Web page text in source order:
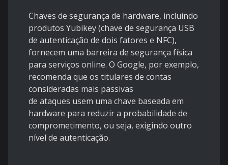
Chaves de segurança de hardware, incluindo
produtos Yubikey (chave de segurança USB
de autenticação de dois fatores e NFC),
fornecem uma barreira de segurança física
para serviços online. O Google, por exemplo,
recomenda que os titulares de contas
consideradas mais passivas
de ataques usem uma chave baseada em
hardware para reduzir a probabilidade de
comprometimento, ou seja, exigindo outro
nível de autenticação.